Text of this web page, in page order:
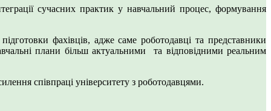
сучасних практик у навчальний процес, формування
фахівців, адже саме роботодавці та представники
плани більш актуальними та відповідними реальним
співпраці університету з роботодавцями.